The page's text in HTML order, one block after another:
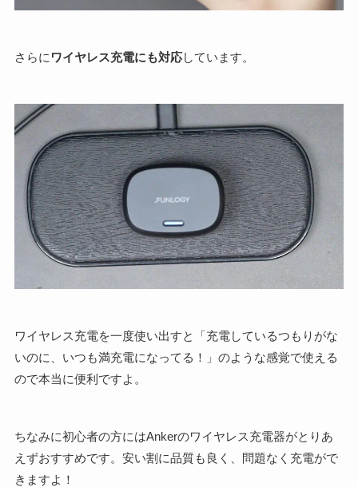
さらに ワイヤレス充電にも対応しています。
ワイヤレス充電を一度使い出すと「充電しているつもりがな
いのに、いつも満充電になってる！」のような感覚で使える
ので本当に便利ですよ。
ちなみに初心者の方にはAnkerのワイヤレス充電器がとりあ
えずおすすめです。安い割に品質も良く、問題なく充電がで
きますよ！